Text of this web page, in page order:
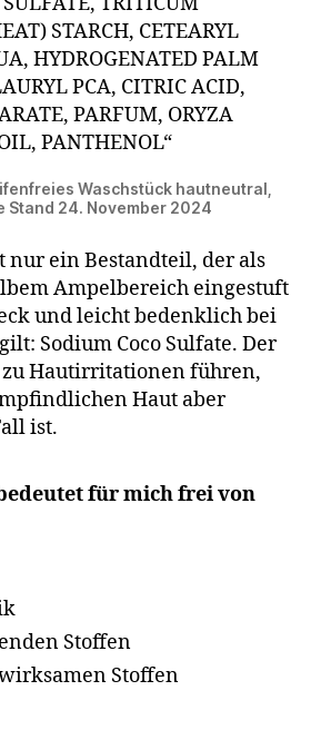
STARCH, CETEARYL
HYDROGENATED PALM
PCA, CITRIC ACID,
PARFUM, ORYZA
PANTHENOL“
Waschstück hautneutral,
Stand 24. November 2024
nur ein Bestandteil, der als
Ampelbereich eingestuft
und leicht bedenklich bei
Sodium Coco Sulfate. Der
Hautirritationen führen,
Haut aber
ist.
für mich frei von
Stoffen
Stoffen